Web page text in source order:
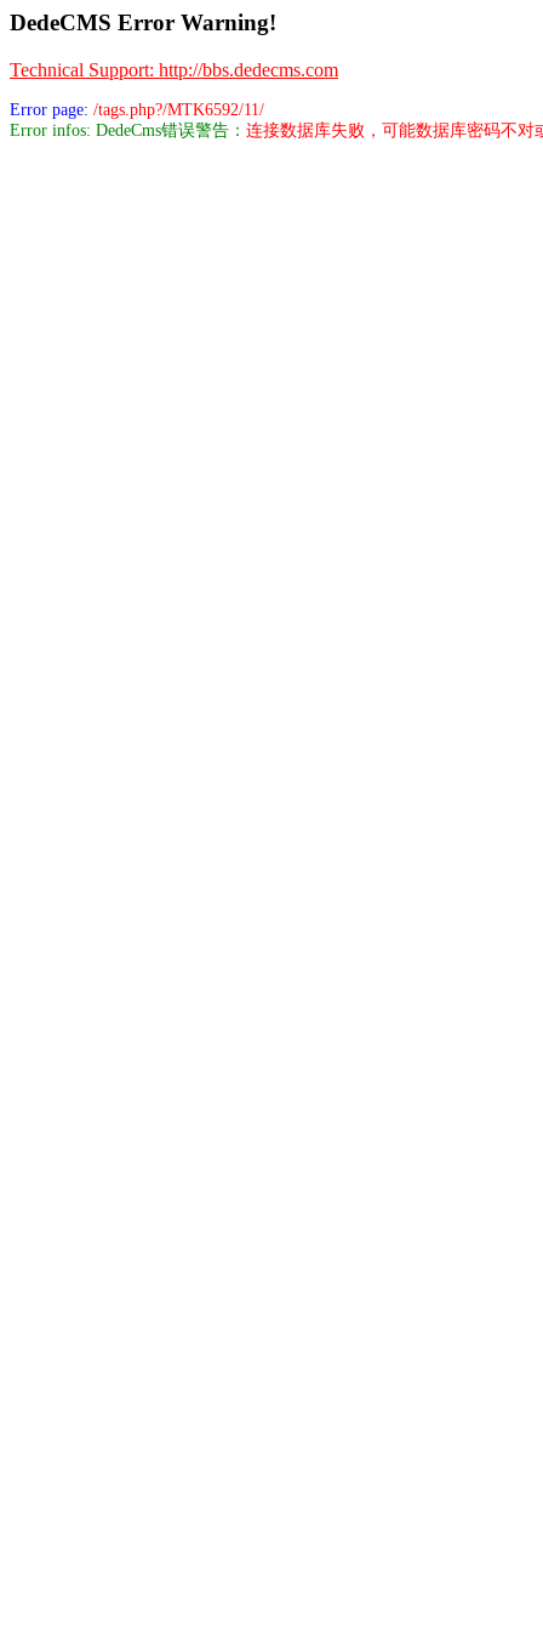
DedeCMS Error Warning!
Technical Support: http://bbs.dedecms.com
Error page: /tags.php?/MTK6592/11/
Error infos: DedeCms错误警告： 连接数据库失败，可能数据库密码不对